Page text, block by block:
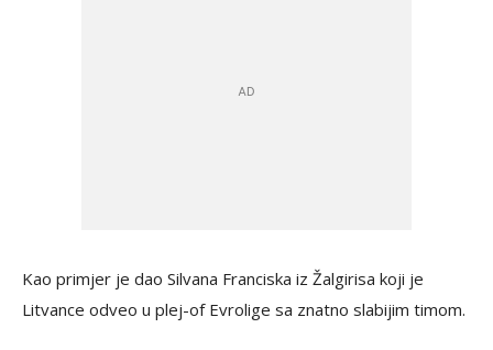
Kao primjer je dao Silvana Franciska iz Žalgirisa koji je
Litvance odveo u plej-of Evrolige sa znatno slabijim timom.